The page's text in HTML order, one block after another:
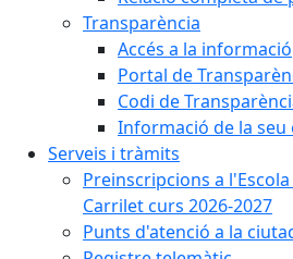
Transparència
Accés a la informació
Portal de
Codi de
Informació de la seu
Serveis i tràmits
Preinscripcions a
Carrilet curs 2026-2027
Punts d'atenció a la